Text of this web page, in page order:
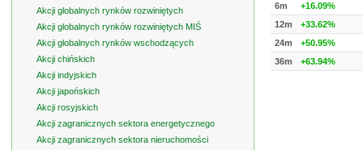
6m
+16.09%
12m
+33.62%
24m
+50.95%
36m
+63.94%
Akcji globalnych rynków rozwiniętych
Akcji globalnych rynków rozwiniętych MIŚ
Akcji globalnych rynków wschodzących
Akcji chińskich
Akcji indyjskich
Akcji japońskich
Akcji rosyjskich
Akcji zagranicznych sektora energetycznego
Akcji zagranicznych sektora nieruchomości